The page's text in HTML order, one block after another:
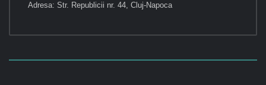
Adresa: Str. Republicii nr. 44, Cluj-Napoca